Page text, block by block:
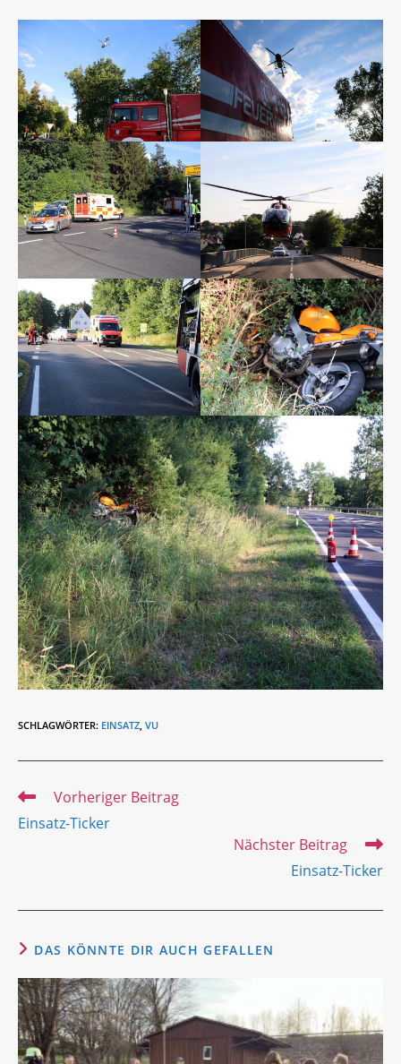
SCHLAGWÖRTER: EINSATZ VU
Weitere
ansehen
Vorheriger Beitrag
Einsatz-Ticker
Nächster Beitrag
Einsatz-Ticker
DAS KÖNNTE DIR AUCH GEFALLEN